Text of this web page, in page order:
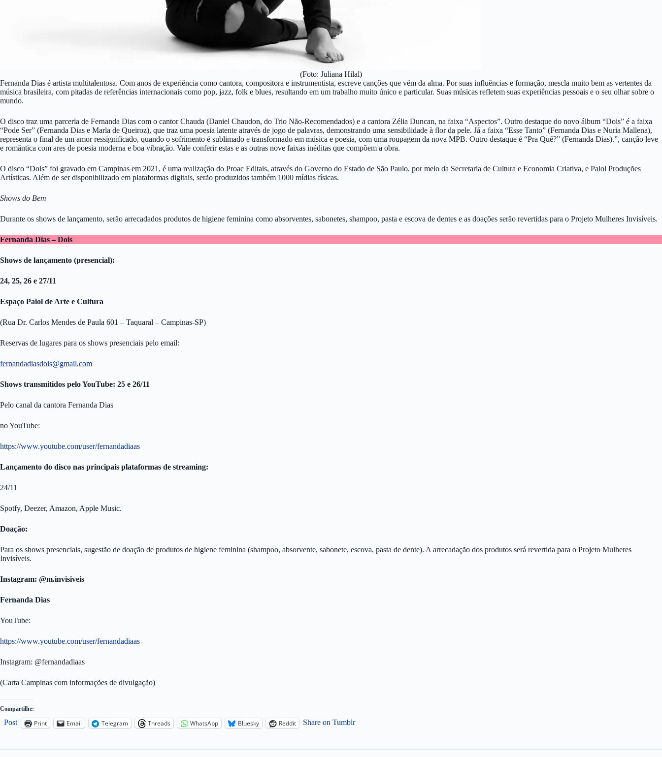
(Foto: Juliana Hilal)
Fernanda Dias é artista multitalentosa. Com anos de experiência como cantora, compositora e instrumentista, escreve canções que vêm da alma. Por suas influências e formação, mescla muito bem as vertentes da
música brasileira, com pitadas de referências internacionais como pop, jazz, folk e blues, resultando em um trabalho muito único e particular. Suas músicas refletem suas experiências pessoais e o seu olhar sobre o
mundo.
O disco traz uma parceria de Fernanda Dias com o cantor Chauda (Daniel Chaudon, do Trio Não-Recomendados) e a cantora Zélia Duncan, na faixa “Aspectos”. Outro destaque do novo álbum “Dois” é a faixa
“Pode Ser” (Fernanda Dias e Marla de Queiroz), que traz uma poesia latente através de jogo de palavras, demonstrando uma sensibilidade à flor da pele. Já a faixa “Esse Tanto” (Fernanda Dias e Nuria Mallena),
representa o final de um amor ressignificado, quando o sofrimento é sublimado e transformado em música e poesia, com uma roupagem da nova MPB. Outro destaque é “Pra Quê?” (Fernanda Dias).”, canção leve
e romântica com ares de poesia moderna e boa vibração. Vale conferir estas e as outras nove faixas inéditas que compõem a obra.
O disco “Dois” foi gravado em Campinas em 2021, é uma realização do Proac Editais, através do Governo do Estado de São Paulo, por meio da Secretaria de Cultura e Economia Criativa, e Paiol Produções
Artísticas. Além de ser disponibilizado em plataformas digitais, serão produzidos também 1000 mídias físicas.
Shows do Bem
Durante os shows de lançamento, serão arrecadados produtos de higiene feminina como absorventes, sabonetes, shampoo, pasta e escova de dentes e as doações serão revertidas para o Projeto Mulheres Invisíveis.
Fernanda Dias – Dois
Shows de lançamento (presencial):
24, 25, 26 e 27/11
Espaço Paiol de Arte e Cultura
(Rua Dr. Carlos Mendes de Paula 601 – Taquaral – Campinas-SP)
Reservas de lugares para os shows presenciais pelo email:
fernandadiasdois@gmail.com
Shows transmitidos pelo YouTube: 25 e 26/11
Pelo canal da cantora Fernanda Dias
no YouTube:
https://www.youtube.com/user/fernandadiaas
Lançamento do disco nas principais plataformas de streaming:
24/11
Spotfy, Deezer, Amazon, Apple Music.
Doação:
Para os shows presenciais, sugestão de doação de produtos de higiene feminina (shampoo, absorvente, sabonete, escova, pasta de dente). A arrecadação dos produtos será revertida para o Projeto Mulheres
Invisíveis.
Instagram: @m.invisiveis
Fernanda Dias
YouTube:
https://www.youtube.com/user/fernandadiaas
Instagram: @fernandadiaas
(Carta Campinas com informações de divulgação)
Compartilhe:
Post Print Email Telegram Threads WhatsApp Bluesky Reddit Share on Tumblr